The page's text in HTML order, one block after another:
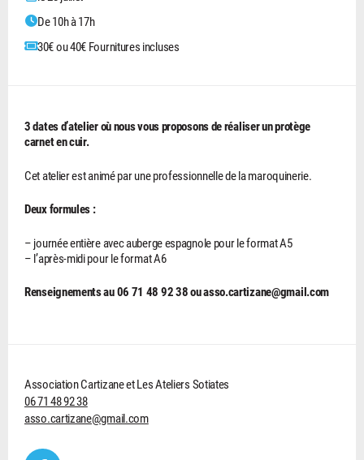
De 10h à 17h
30€ ou 40€ Fournitures incluses
3 dates d’atelier où nous vous proposons de réaliser un protège
carnet en cuir.
Cet atelier est animé par une professionnelle de la maroquinerie.
Deux formules :
– journée entière avec auberge espagnole pour le format A5
– l’après-midi pour le format A6
Renseignements au 06 71 48 92 38 ou asso.cartizane@gmail.com
Association Cartizane et Les Ateliers Sotiates
06 71 48 92 38
asso.cartizane@gmail.com